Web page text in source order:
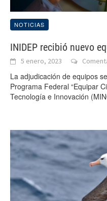
NOTICIAS
INIDEP recibió nuevo
5 enero, 2023
La adjudicación de equipos
Programa Federal “Equipar
Tecnología e Innovación